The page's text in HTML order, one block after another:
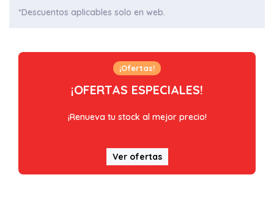
*Descuentos aplicables solo en web.
¡Ofertas!
¡OFERTAS ESPECIALES!
¡Renueva tu stock al mejor precio!
Ver ofertas